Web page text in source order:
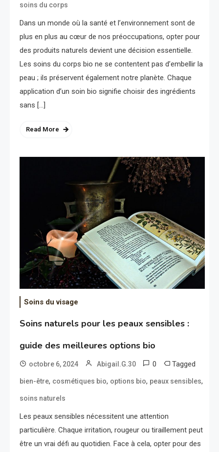
soins du corps
Dans un monde où la santé et l’environnement sont de
plus en plus au cœur de nos préoccupations, opter pour
des produits naturels devient une décision essentielle.
Les soins du corps bio ne se contentent pas d’embellir la
peau ; ils préservent également notre planète. Chaque
application d’un soin bio signifie choisir des ingrédients
sans […]
Read More
Soins du visage
Soins naturels pour les peaux sensibles :
guide des meilleures options bio
octobre 6, 2024 Abigail.G.30 0 Tagged
bien-être, cosmétiques bio, options bio, peaux sensibles,
soins naturels
Les peaux sensibles nécessitent une attention
particulière. Chaque irritation, rougeur ou tiraillement peut
être un vrai défi au quotidien. Face à cela, opter pour des